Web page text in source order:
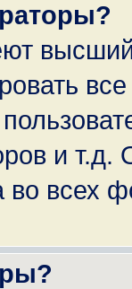
и
во всех